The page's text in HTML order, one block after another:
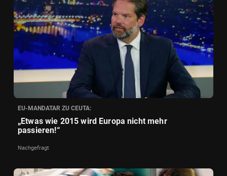
EU-MANDATAR ZU CEUTA:
„Etwas wie 2015 wird Europa nicht mehr
passieren!“
Nachgefragt